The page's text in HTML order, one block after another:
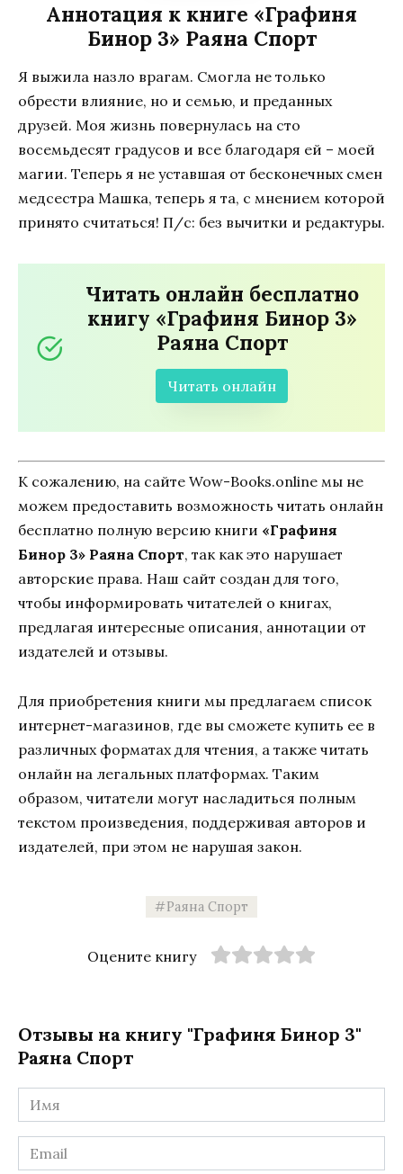
Аннотация к книге «Графиня
Бинор 3» Раяна Спорт
Я выжила назло врагам. Смогла не только
обрести влияние, но и семью, и преданных
друзей. Моя жизнь повернулась на сто
восемьдесят градусов и все благодаря ей – моей
магии. Теперь я не уставшая от бесконечных смен
медсестра Машка, теперь я та, с мнением которой
принято считаться! П/с: без вычитки и редактуры.
Читать онлайн бесплатно
книгу «Графиня Бинор 3»
Раяна Спорт
Читать онлайн
К сожалению, на сайте Wow-Books.online мы не
можем предоставить возможность читать онлайн
бесплатно полную версию книги «Графиня
Бинор 3» Раяна Спорт, так как это нарушает
авторские права. Наш сайт создан для того,
чтобы информировать читателей о книгах,
предлагая интересные описания, аннотации от
издателей и отзывы.
Для приобретения книги мы предлагаем список
интернет-магазинов, где вы сможете купить ее в
различных форматах для чтения, а также читать
онлайн на легальных платформах. Таким
образом, читатели могут насладиться полным
текстом произведения, поддерживая авторов и
издателей, при этом не нарушая закон.
Раяна Спорт
Оцените книгу
Отзывы на книгу "Графиня Бинор 3"
Раяна Спорт
Имя
*
Email
*